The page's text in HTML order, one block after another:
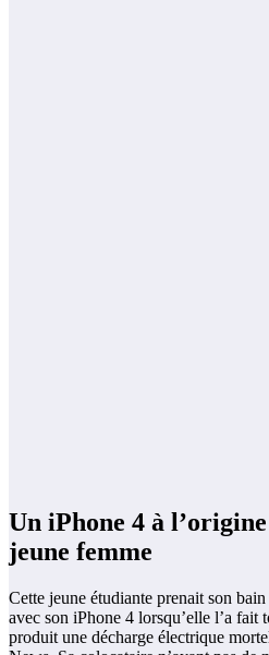
Un iPhone 4 à l’origine
jeune femme
Cette jeune étudiante prenait son
avec son iPhone 4 lorsqu’elle l’a fait
produit une décharge électrique